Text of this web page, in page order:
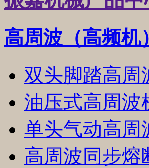
高周波（高频机
双头脚踏高周
油压式高周波
单头气动高周
高周波同步熔